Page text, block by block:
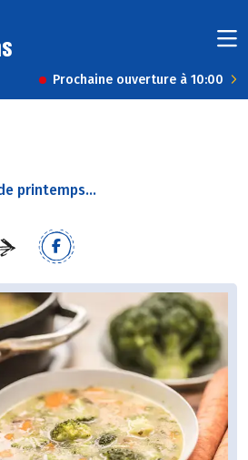
Prochaine ouverture à 10:00
printemps...